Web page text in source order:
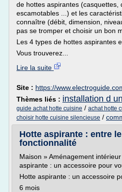
de hottes aspirantes (casquettes,
escamotables ...) et les
connaître (débit, dimension,
pas se tromper et choisir un bon
Les 4 types de hottes aspirantes
Vous trouverez...
Lire la suite
Site : https://
Thèmes liés : installation d
guide achat hotte cuisine / achat hotte
choisir hotte cuisine silencieuse /
Hotte aspirante : entre
fonctionnalité
Maison » Aménagement
aspirante : un accessoire pour
Hotte aspirante : un accessoire
6 mois